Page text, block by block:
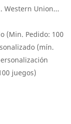
Western Union...
(Min. Pedido: 100
(mín.
juegos)